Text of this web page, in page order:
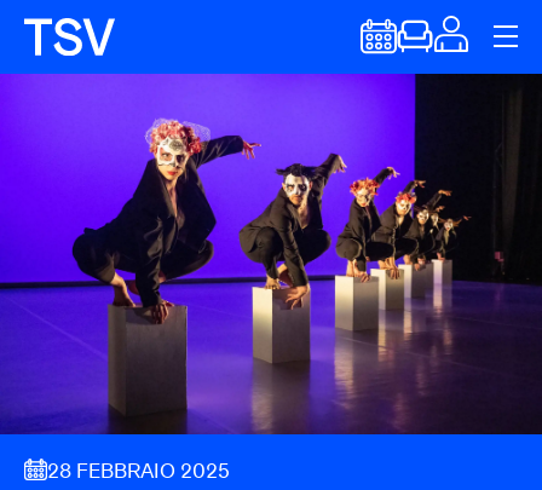
28 FEBBRAIO 2025